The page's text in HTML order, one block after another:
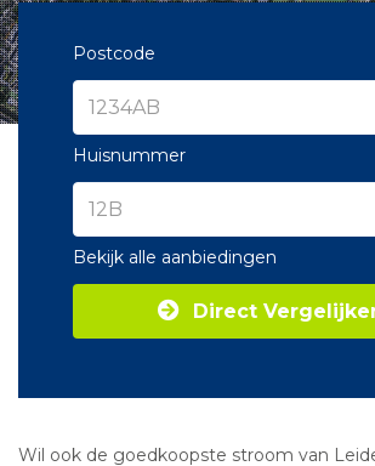
Postcode
Huisnummer
Bekijk alle aanbiedingen
Direct
Wil ook de goedkoopste stroom van